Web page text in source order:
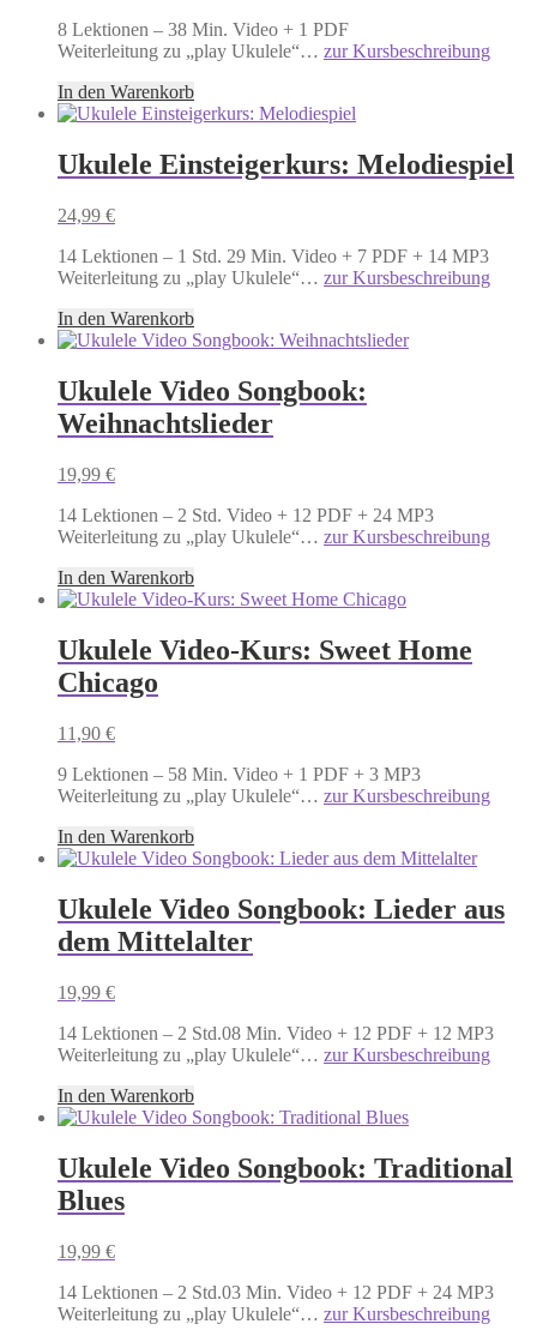
8 Lektionen – 38 Min. Video + 1 PDF
Weiterleitung zu „play Ukulele“… zur Kursbeschreibung
In den Warenkorb
Ukulele Einsteigerkurs: Melodiespiel
24,99 €
14 Lektionen – 1 Std. 29 Min. Video + 7 PDF + 14 MP3
Weiterleitung zu „play Ukulele“… zur Kursbeschreibung
In den Warenkorb
Ukulele Video Songbook:
Weihnachtslieder
19,99 €
14 Lektionen – 2 Std. Video + 12 PDF + 24 MP3
Weiterleitung zu „play Ukulele“… zur Kursbeschreibung
In den Warenkorb
Ukulele Video-Kurs: Sweet Home
Chicago
11,90 €
9 Lektionen – 58 Min. Video + 1 PDF + 3 MP3
Weiterleitung zu „play Ukulele“… zur Kursbeschreibung
In den Warenkorb
Ukulele Video Songbook: Lieder aus
dem Mittelalter
19,99 €
14 Lektionen – 2 Std.08 Min. Video + 12 PDF + 12 MP3
Weiterleitung zu „play Ukulele“… zur Kursbeschreibung
In den Warenkorb
Ukulele Video Songbook: Traditional
Blues
19,99 €
14 Lektionen – 2 Std.03 Min. Video + 12 PDF + 24 MP3
Weiterleitung zu „play Ukulele“… zur Kursbeschreibung